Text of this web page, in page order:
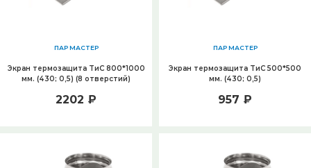
ПАР МАСТЕР
Экран термозащита ТиС 800*1000
мм. (430; 0,5) (8 отверстий)
2202 ₽
ПАР МАСТЕР
Экран термозащита ТиС 500*500
мм. (430; 0,5)
957 ₽